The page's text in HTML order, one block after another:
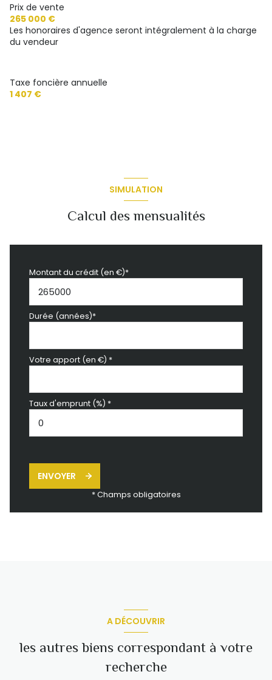
Prix de vente
265 000 €
Les honoraires d'agence seront intégralement à la charge
du vendeur
Taxe foncière annuelle
1 407 €
SIMULATION
Calcul des mensualités
Montant du crédit (en €)*
Durée (années)*
Votre apport (en €) *
Taux d'emprunt (%) *
ENVOYER
* Champs obligatoires
A DÉCOUVRIR
les autres biens correspondant à votre
recherche